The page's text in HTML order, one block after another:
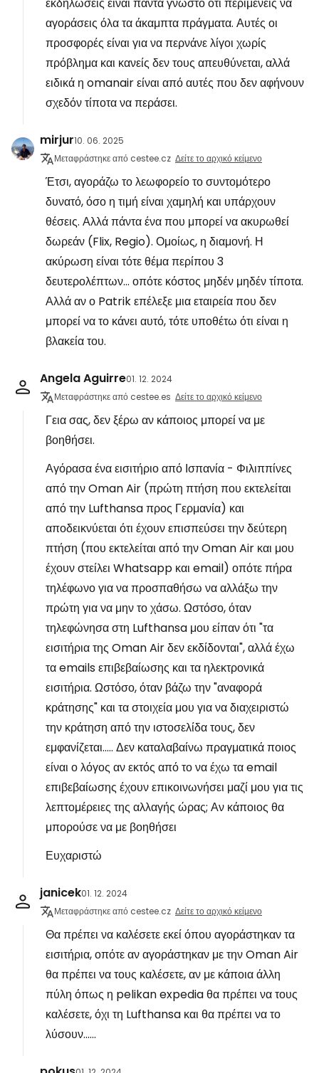
αγοράσεις όλα τα άκαμπτα πράγματα. Αυτές οι
προσφορές είναι για να περνάνε λίγοι χωρίς
πρόβλημα και κανείς δεν τους απευθύνεται, αλλά
ειδικά η omanair είναι από αυτές που δεν αφήνουν
σχεδόν τίποτα να περάσει.
mirjur10. 06. 2025
Μεταφράστηκε από cestee.cz Δείτε το αρχικό κείμενο
Έτσι, αγοράζω το λεωφορείο το συντομότερο
δυνατό, όσο η τιμή είναι χαμηλή και υπάρχουν
θέσεις. Αλλά πάντα ένα που μπορεί να ακυρωθεί
δωρεάν (Flix, Regio). Ομοίως, η διαμονή. Η
ακύρωση είναι τότε θέμα περίπου 3
δευτερολέπτων... οπότε κόστος μηδέν μηδέν τίποτα.
Αλλά αν ο Patrik επέλεξε μια εταιρεία που δεν
μπορεί να το κάνει αυτό, τότε υποθέτω ότι είναι η
βλακεία του.
Angela Aguirre01. 12. 2024
Μεταφράστηκε από cestee.es Δείτε το αρχικό κείμενο
Γεια σας, δεν ξέρω αν κάποιος μπορεί να με
βοηθήσει.
Αγόρασα ένα εισιτήριο από Ισπανία - Φιλιππίνες
από την Oman Air (πρώτη πτήση που εκτελείται
από την Lufthansa προς Γερμανία) και
αποδεικνύεται ότι έχουν επισπεύσει την δεύτερη
πτήση (που εκτελείται από την Oman Air και μου
έχουν στείλει Whatsapp και email) οπότε πήρα
τηλέφωνο για να προσπαθήσω να αλλάξω την
πρώτη για να μην το χάσω. Ωστόσο, όταν
τηλεφώνησα στη Lufthansa μου είπαν ότι "τα
εισιτήρια της Oman Air δεν εκδίδονται", αλλά έχω
τα emails επιβεβαίωσης και τα ηλεκτρονικά
εισιτήρια. Ωστόσο, όταν βάζω την "αναφορά
κράτησης" και τα στοιχεία μου για να διαχειριστώ
την κράτηση από την ιστοσελίδα τους, δεν
εμφανίζεται..... Δεν καταλαβαίνω πραγματικά ποιος
είναι ο λόγος αν εκτός από το να έχω τα email
επιβεβαίωσης έχουν επικοινωνήσει μαζί μου για τις
λεπτομέρειες της αλλαγής ώρας; Αν κάποιος θα
μπορούσε να με βοηθήσει
Ευχαριστώ
janicek01. 12. 2024
Μεταφράστηκε από cestee.cz Δείτε το αρχικό κείμενο
Θα πρέπει να καλέσετε εκεί όπου αγοράστηκαν τα
εισιτήρια, οπότε αν αγοράστηκαν με την Oman Air
θα πρέπει να τους καλέσετε, αν με κάποια άλλη
πύλη όπως η pelikan expedia θα πρέπει να τους
καλέσετε, όχι τη Lufthansa και θα πρέπει να το
λύσουν......